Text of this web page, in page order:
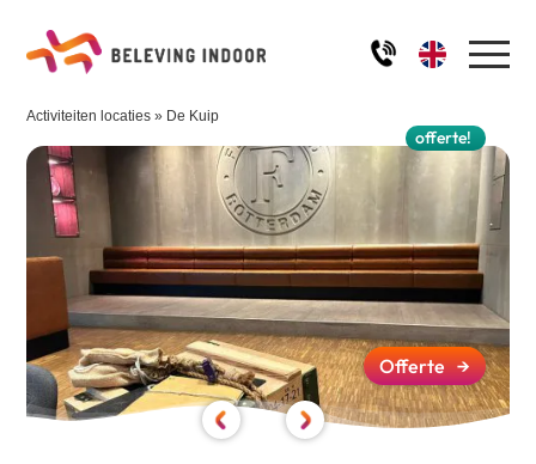
offerte!
Home
Activiteiten
Robinson aan Tafel
De Alleskunner
IJssculpturen workshop
Schilder workshop
Kwal aan Tafel
Quiz - Ik hou van Holland
Ons team
Impressie
Activiteiten locaties » De Kuip
Offerte →